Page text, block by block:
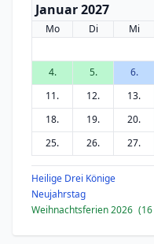
Januar 2027
Mo Di Mi
4.
5. 6.
11.
12. 13.
18.
19. 20.
25.
26. 27.
Heilige Drei Könige
Neujahrstag
Weihnachtsferien 2026 (16